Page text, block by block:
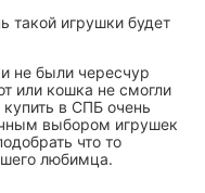
такой игрушки будет
не были чересчур
или кошка не смогли
в СПБ очень
выбором игрушек
что то
любимца.